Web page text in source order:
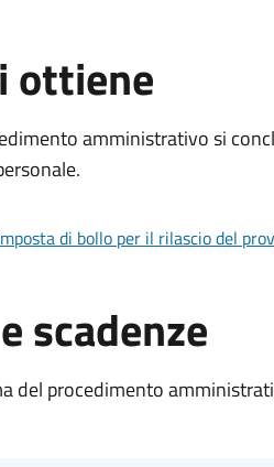
ottiene
amministrativo si
di bollo per il rilascio del
scadenze
del procedimento